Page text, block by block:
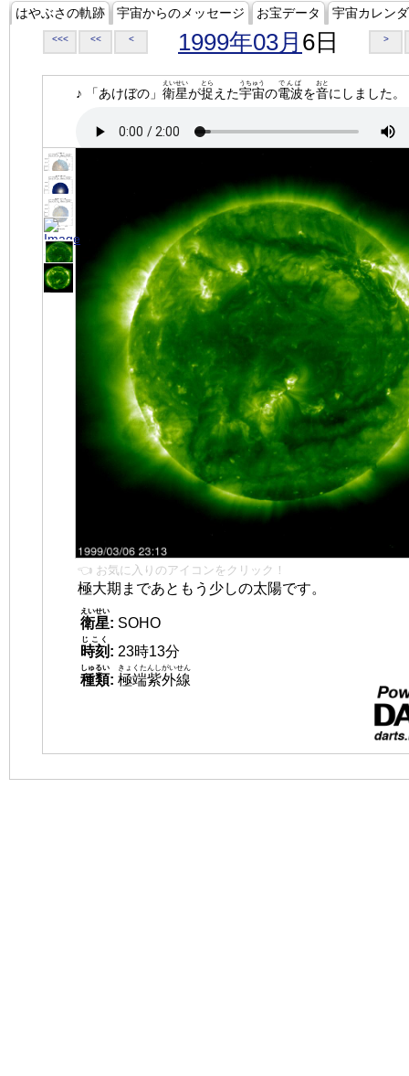
はやぶさの軌跡 宇宙からのメッセージ お宝データ 宇宙カレン
<<< << < 1999年03月 6日 >
♪ 「あけぼの」 衛星
えいせい
が捉
とら
えた宇宙
うちゅう
の電波
でんぱ
を音
おと
にしました。
👈 お気に入りのアイコンをクリック！
極大期まであともう少しの太陽です。
衛星
えいせい
: SOHO
時刻
じこく
: 23時13分
種類
しゅるい
: 極端紫外線
きょくたんしがいせん